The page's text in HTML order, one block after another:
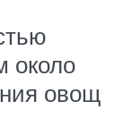
около
овощ